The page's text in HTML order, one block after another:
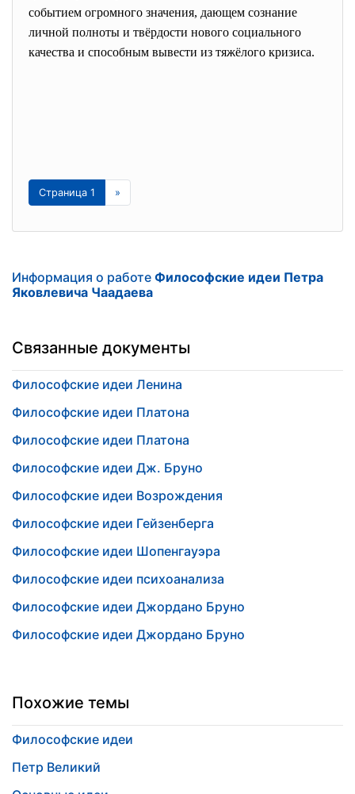
событием огромного значения, дающем сознание
личной полноты и твёрдости нового социального
качества и способным вывести из тяжёлого кризиса.
Страница 1 »
Информация о работе Философские идеи Петра
Яковлевича Чаадаева
Связанные документы
Философские идеи Ленина
Философские идеи Платона
Философские идеи Платона
Философские идеи Дж. Бруно
Философские идеи Возрождения
Философские идеи Гейзенберга
Философские идеи Шопенгауэра
Философские идеи психоанализа
Философские идеи Джордано Бруно
Философские идеи Джордано Бруно
Похожие темы
Философские идеи
Петр Великий